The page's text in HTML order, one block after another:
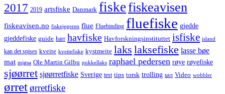
2017 2019 artsfiske Danmark fiskefiskeavisen
fiskeavisen.no fiskejegeren flue Fluebinding fluefiske gjedde
gjeddefiske guide harr havfiske Havforskningsinstituttet isfiske island
kan det spises kveite kveitefiske kystmeite laks laksefiske lasse bøe
mat mjøsa Ole Martin Gilbu pukkellaks raphael pedersen røye røyefiske
sjøørret sjøørretfiske Sverige test tips torsk trolling tørt Video wobbler
ørretørretfiske